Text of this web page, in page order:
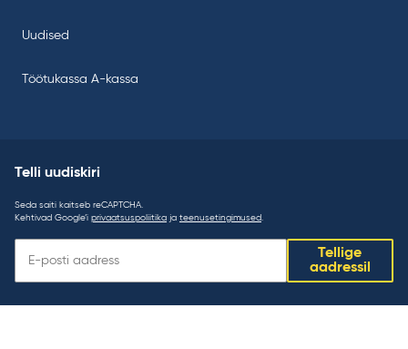
Uudised
Töötukassa A-kassa
Telli uudiskiri
Seda saiti kaitseb reCAPTCHA.
Kehtivad Google’i privaatsuspoliitika ja teenusetingimused.
uudiskiri:
Tellige
aadressil